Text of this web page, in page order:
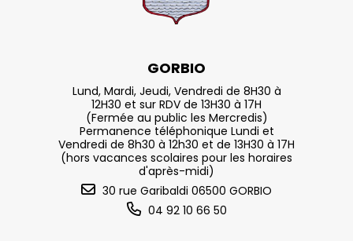
GORBIO
Lund, Mardi, Jeudi, Vendredi de 8H30 à
12H30 et sur RDV de 13H30 à 17H
(Fermée au public les Mercredis)
Permanence téléphonique Lundi et
Vendredi de 8h30 à 12h30 et de 13H30 à 17H
(hors vacances scolaires pour les horaires
d'après-midi)
30 rue Garibaldi 06500 GORBIO
04 92 10 66 50